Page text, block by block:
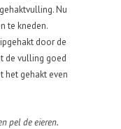
Nu
te kneden.
door de
de vulling goed
het gehakt even
pel de eieren.